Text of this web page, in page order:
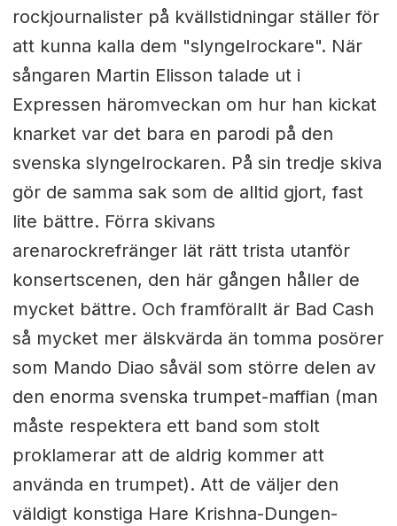
rockjournalister på kvällstidningar ställer för
att kunna kalla dem "slyngelrockare". När
sångaren Martin Elisson talade ut i
Expressen häromveckan om hur han kickat
knarket var det bara en parodi på den
svenska slyngelrockaren. På sin tredje skiva
gör de samma sak som de alltid gjort, fast
lite bättre. Förra skivans
arenarockrefränger lät rätt trista utanför
konsertscenen, den här gången håller de
mycket bättre. Och framförallt är Bad Cash
så mycket mer älskvärda än tomma posörer
som Mando Diao såväl som större delen av
den enorma svenska trumpet-maffian (man
måste respektera ett band som stolt
proklamerar att de aldrig kommer att
använda en trumpet). Att de väljer den
väldigt konstiga Hare Krishna-Dungen-